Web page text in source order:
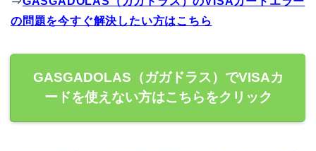
の問題を今すぐ解決したい方はこちら
GASGADOLAS（ガガドラス）でVISAカ
ードを使えない方はこちらをクリック